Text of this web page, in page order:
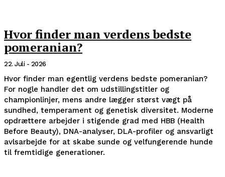
Hvor finder man verdens bedste
pomeranian?
22. Juli - 2026
Hvor finder man egentlig verdens bedste pomeranian?
For nogle handler det om udstillingstitler og
championlinjer, mens andre lægger størst vægt på
sundhed, temperament og genetisk diversitet. Moderne
opdrættere arbejder i stigende grad med HBB (Health
Before Beauty), DNA-analyser, DLA-profiler og ansvarligt
avlsarbejde for at skabe sunde og velfungerende hunde
til fremtidige generationer.